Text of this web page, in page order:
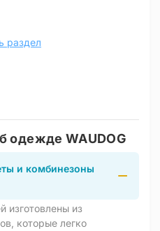
раздел
одежде WAUDOG
и комбинезоны
изготовлены из
которые легко